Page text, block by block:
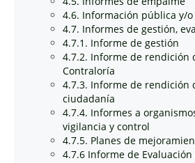
4.6. Información pública y/
4.7. Informes de gestión,
4.7.1. Informe de gestión
4.7.2. Informe de rendición
Contraloría
4.7.3. Informe de rendición
ciudadanía
4.7.4. Informes a
vigilancia y control
4.7.5. Planes de
4.7.6 Informe de